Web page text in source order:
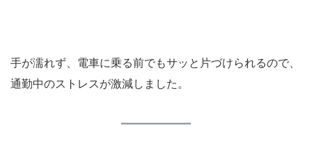
手が濡れず、電車に乗る前でもサッと片づけられるので、
通勤中のストレスが激減しました。